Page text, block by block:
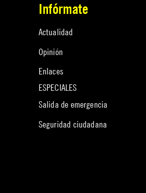
Infórmate
Actualidad
Opinión
Enlaces
ESPECIALES
Salida de emergencia
Seguridad ciudadana